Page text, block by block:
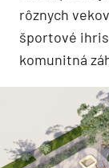
rôznych
športové
komunitná